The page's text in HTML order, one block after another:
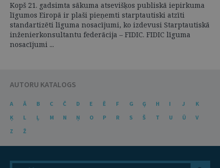
Kopš 21. gadsimta sākuma atsevišķos publiskā iepirkuma
līgumos Eiropā ir plaši pieņemti starptautiski atzīti
standartizēti līguma nosacījumi, ko izdevusi Starptautiskā
inženierkonsultantu federācija – FIDIC. FIDIC līguma
nosacījumi ...
AUTORU KATALOGS
A Ā B C Č D E Ē F G Ģ H I J
K
Ķ
L Ļ M N Ņ O P R S Š T U Ū
V
Z
Ž